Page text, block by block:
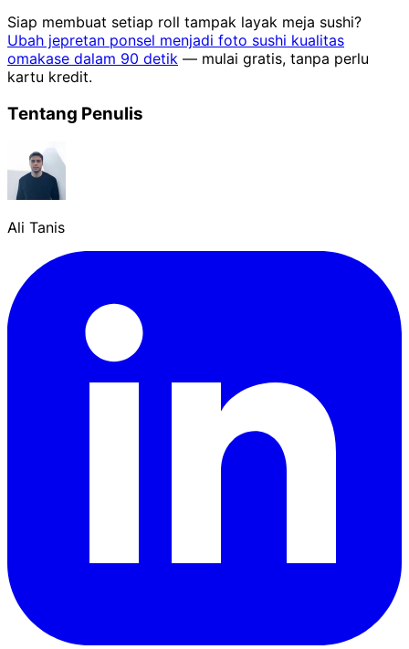
Siap membuat setiap roll tampak layak meja sushi?
Ubah jepretan ponsel menjadi foto sushi kualitas
omakase dalam 90 detik — mulai gratis, tanpa perlu
kartu kredit.
Tentang Penulis
Ali Tanis